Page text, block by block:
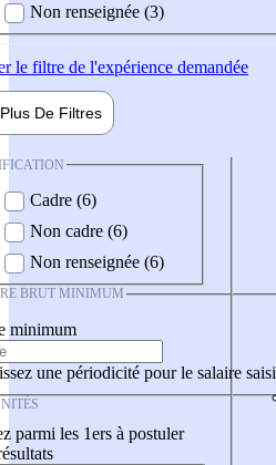
Non renseignée (3)
le filtre de l'expérience demandée
Plus De Filtres
Cadre (6)
Non cadre (6)
Non renseignée (6)
BRUT MINIMUM
minimum
une périodicité pour le salaire saisi
parmi les 1ers à postuler